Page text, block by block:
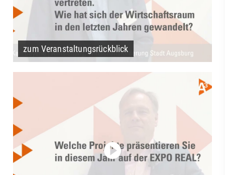
zum Veranstaltungsrückblick